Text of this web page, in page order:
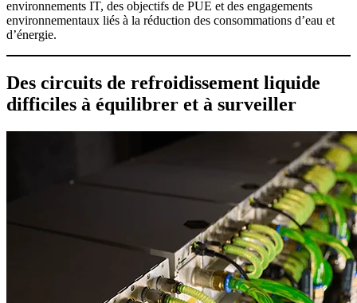
environnements IT, des objectifs de PUE et des engagements
environnementaux liés à la réduction des consommations d’eau et
d’énergie.
Des circuits de refroidissement liquide
difficiles à équilibrer et à surveiller